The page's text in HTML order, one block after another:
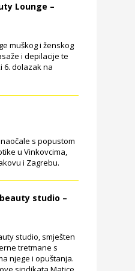
Lounge –
muškog i ženskog
i depilacije te
6. dolazak na
s popustom
u Vinkovcima,
i Zagrebu.
studio –
studio, smješten
tretmane s
njege i opuštanja.